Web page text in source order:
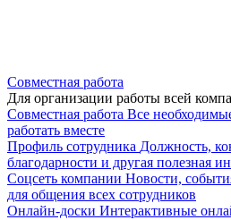
Совместная работа
Для организации работы всей
Совместная работа Все
работать вместе
Профиль сотрудника Должность,
благодарности и другая полезная
Соцсеть компании Новости,
для общения всех сотрудников
Онлайн-доски Интерактивные